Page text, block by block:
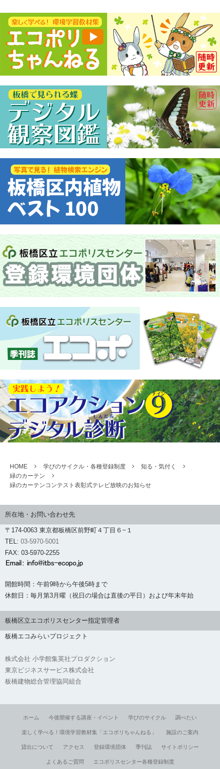
HOME 学びのサイクル・各種登録制度
知る・気付く
緑のカーテン
緑のカーテンコンテスト表彰式テレビ放映のお知らせ
所在地・お問い合わせ先
〒174-0063 東京都板橋区前野町４丁目６−１
TEL: 03-5970-5001
FAX: 03-5970-2255
開館時間：午前9時から午後5時まで
休館日：毎月第3月曜（祝日の場合は直後の平日）および年末年始
板橋区立エコポリスセンター指定管理者
板橋エコみらいプロジェクト
株式会社 小学館集英社プロダクション
東京ビジネスサービス株式会社
板橋建物総合管理協同組合
ホーム 今後開催する講座・イベント 学びのサイクル 調べたい
楽しく学べる！環境学習教材集「エコポリちゃんねる」 施設のご案内
貸出について アクセス 登録環境団体 季刊誌 サイトポリシー
よくあるご質問 エコポリスセンター各種登録制度